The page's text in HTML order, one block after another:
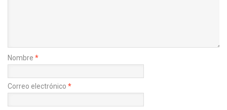
Nombre *
Correo electrónico *